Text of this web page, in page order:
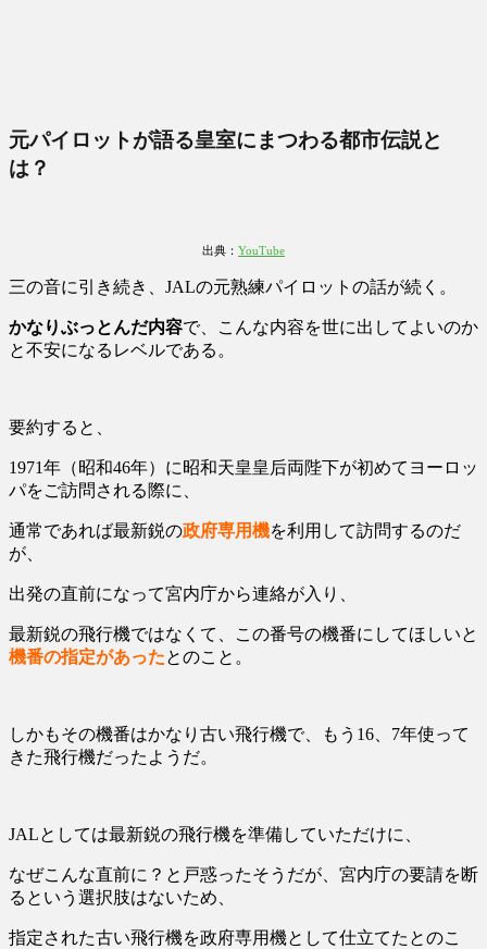
元パイロットが語る皇室にまつわる都市伝説と
は？
出典： YouTube
三の音に引き続き、JALの元熟練パイロットの話が続く。
かなりぶっとんだ内容で、こんな内容を世に出してよいのか
と不安になるレベルである。
要約すると、
1971年（昭和46年）に昭和天皇皇后両陛下が初めてヨーロッ
パをご訪問される際に、
通常であれば最新鋭の政府専用機を利用して訪問するのだ
が、
出発の直前になって宮内庁から連絡が入り、
最新鋭の飛行機ではなくて、この番号の機番にしてほしいと
機番の指定があったとのこと。
しかもその機番はかなり古い飛行機で、もう16、7年使って
きた飛行機だったようだ。
JALとしては最新鋭の飛行機を準備していただけに、
なぜこんな直前に？と戸惑ったそうだが、宮内庁の要請を断
るという選択肢はないため、
指定された古い飛行機を政府専用機として仕立てたとのこ